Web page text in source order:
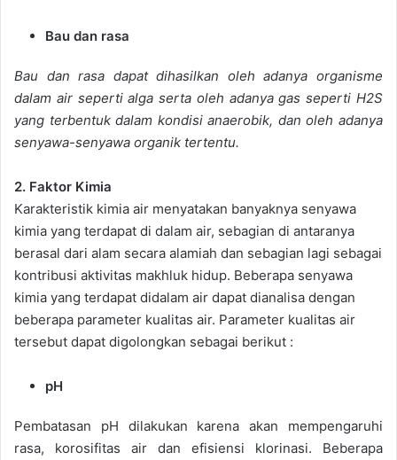
Bau dan rasa
Bau dan rasa dapat dihasilkan oleh adanya organisme
dalam air seperti alga serta oleh adanya gas seperti H2S
yang terbentuk dalam kondisi anaerobik, dan oleh adanya
senyawa-senyawa organik tertentu.
2. Faktor Kimia
Karakteristik kimia air menyatakan banyaknya senyawa
kimia yang terdapat di dalam air, sebagian di antaranya
berasal dari alam secara alamiah dan sebagian lagi sebagai
kontribusi aktivitas makhluk hidup. Beberapa senyawa
kimia yang terdapat didalam air dapat dianalisa dengan
beberapa parameter kualitas air. Parameter kualitas air
tersebut dapat digolongkan sebagai berikut :
pH
Pembatasan pH dilakukan karena akan mempengaruhi
rasa, korosifitas air dan efisiensi klorinasi. Beberapa